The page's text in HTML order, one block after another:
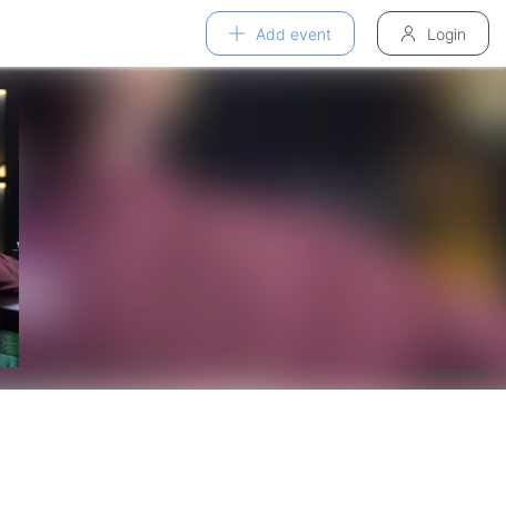
Add event Login